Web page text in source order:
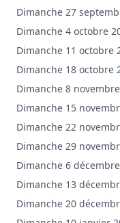
Dimanche 27
Dimanche 4 octobre
Dimanche 11 octobre
Dimanche 18 octobre
Dimanche 8
Dimanche 15
Dimanche 22
Dimanche 29
Dimanche 6
Dimanche 13
Dimanche 20